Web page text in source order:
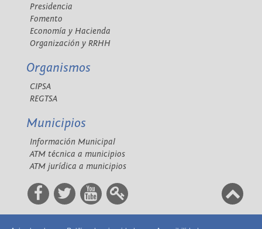
Presidencia
Fomento
Economía y Hacienda
Organización y RRHH
Organismos
CIPSA
REGTSA
Municipios
Información Municipal
ATM técnica a municipios
ATM jurídica a municipios